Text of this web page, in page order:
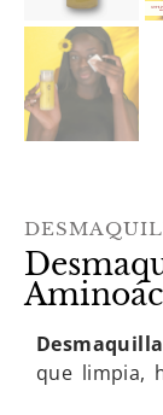
que limpia,